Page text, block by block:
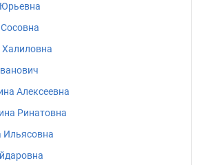
Халиловна
Алексеевна
Ринатовна
Ильясовна